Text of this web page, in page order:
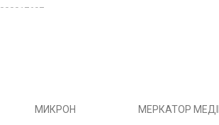
000017697